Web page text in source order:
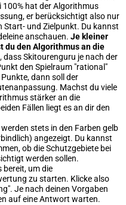
100% hat der Algorithmus
er berücksichtigt also nur
Start- und Zielpunkt. Du kannst
anschauen. Je kleiner
du den Algorithmus an die
dass Skitourenguru je nach der
den Spielraum "rational"
dann soll der
Machst du viele
stärker an die
Fällen liegt es an dir den
werden stets in den Farben gelb
angezeigt. Du kannst
ob die Schutzgebiete bei
werden sollen.
bereit, um die
zu starten. Klicke also
Je nach deinen Vorgaben
auf eine Antwort warten.